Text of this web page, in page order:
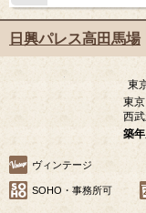
日興パレス高田馬場
東
東
ヴィンテージ